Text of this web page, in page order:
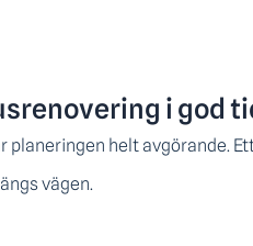
i god
planeringen helt avgörande.
vägen.